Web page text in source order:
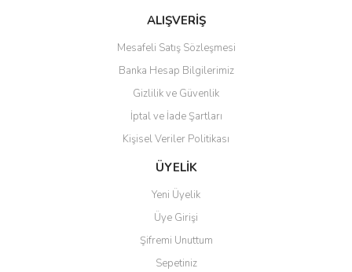
Gönder
ALIŞVERİŞ
Mesafeli Satış Sözleşmesi
Banka Hesap Bilgilerimiz
Gizlilik ve Güvenlik
İptal ve İade Şartları
Kişisel Veriler Politikası
ÜYELİK
Yeni Üyelik
Üye Girişi
Şifremi Unuttum
Sepetiniz